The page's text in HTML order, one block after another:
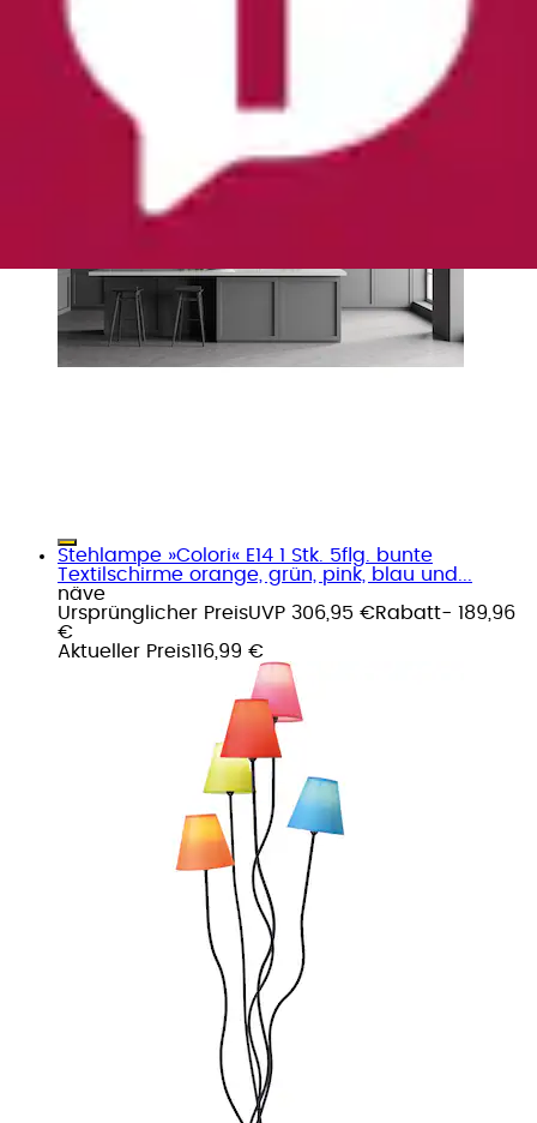
Stehlampe »Colori« E14 1 Stk. 5flg. bunte
Textilschirme orange, grün, pink, blau und...
näve
Ursprünglicher PreisUVP 306,95 €Rabatt- 189,96
€
Aktueller Preis116,99 €